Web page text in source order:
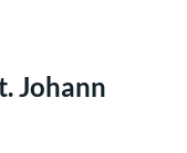
Johann